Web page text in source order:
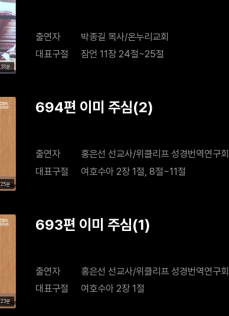
31분
출연자
박종길 목사/온누리교회
대표구절
잠언 11장 24절~25절
25분
694편 이미 주심(2)
출연자
홍은선 선교사/위클리프 성경번역연구회
대표구절
여호수아 2장 1절, 8절~11절
23분
693편 이미 주심(1)
출연자
홍은선 선교사/위클리프 성경번역연구회
대표구절
여호수아 2장 1절